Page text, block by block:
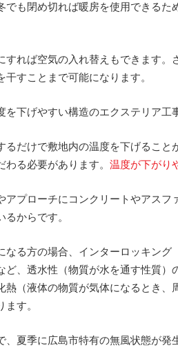
でも閉め切れば暖房を使用できるた
すれば空気の入れ替えもできます
干すことまで可能になります。
を下げやすい構造のエクステリア工
るだけで敷地内の温度を下げるこ
わる必要があります。 温度が下がり
アプローチにコンクリートやアスフ
からです。
なる方の場合、インターロッキン
ど、透水性（物質が水を通す性質
熱（液体の物質が気体になるとき
す。
、夏季に広島市特有の無風状態が発